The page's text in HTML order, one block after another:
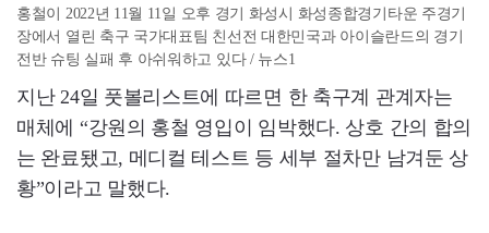
홍철이 2022년 11월 11일 오후 경기 화성시 화성종합경기타운 주경기
장에서 열린 축구 국가대표팀 친선전 대한민국과 아이슬란드의 경기
전반 슈팅 실패 후 아쉬워하고 있다 / 뉴스1
지난 24일 풋볼리스트에 따르면 한 축구계 관계자는
매체에 “강원의 홍철 영입이 임박했다. 상호 간의 합의
는 완료됐고, 메디컬 테스트 등 세부 절차만 남겨둔 상
황”이라고 말했다.